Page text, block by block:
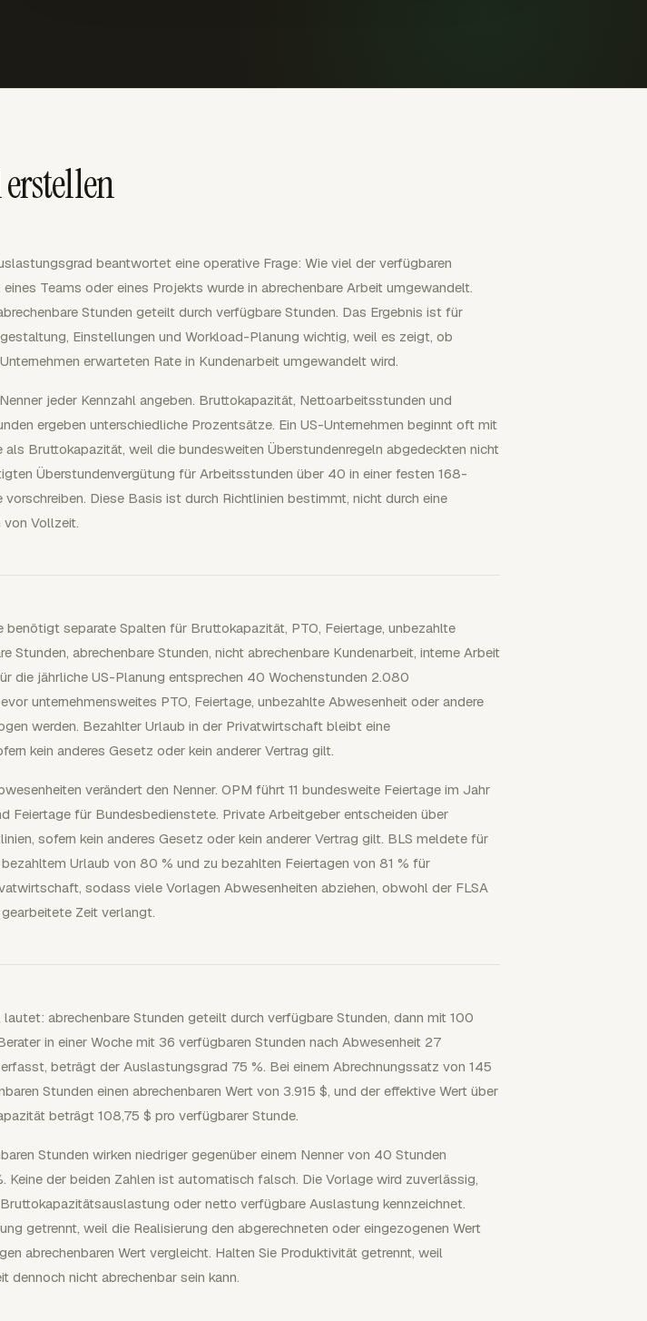
beantwortet eine operative Frage: Wie viel der verfügbaren
eines Teams oder eines Projekts wurde in abrechenbare Arbeit umgewandelt.
Stunden geteilt durch verfügbare Stunden. Das Ergebnis ist für
Einstellungen und Workload-Planung wichtig, weil es zeigt, ob
erwarteten Rate in Kundenarbeit umgewandelt wird.
jeder Kennzahl angeben. Bruttokapazität, Nettoarbeitsstunden und
ergeben unterschiedliche Prozentsätze. Ein US-Unternehmen beginnt oft mit
als Bruttokapazität, weil die bundesweiten Überstundenregeln abgedeckten nicht
Überstundenvergütung für Arbeitsstunden über 40 in einer festen 168-
Diese Basis ist durch Richtlinien bestimmt, nicht durch eine
Vollzeit.
benötigt separate Spalten für Bruttokapazität, PTO, Feiertage, unbezahlte
Stunden, abrechenbare Stunden, nicht abrechenbare Kundenarbeit, interne Arbeit
die jährliche US-Planung entsprechen 40 Wochenstunden 2.080
unternehmensweites PTO, Feiertage, unbezahlte Abwesenheit oder andere
werden. Bezahlter Urlaub in der Privatwirtschaft bleibt eine
kein anderes Gesetz oder kein anderer Vertrag gilt.
verändert den Nenner. OPM führt 11 bundesweite Feiertage im Jahr
Feiertage für Bundesbedienstete. Private Arbeitgeber entscheiden über
sofern kein anderes Gesetz oder kein anderer Vertrag gilt. BLS meldete für
Urlaub von 80 % und zu bezahlten Feiertagen von 81 % für
sodass viele Vorlagen Abwesenheiten abziehen, obwohl der FLSA
Zeit verlangt.
abrechenbare Stunden geteilt durch verfügbare Stunden, dann mit 100
in einer Woche mit 36 verfügbaren Stunden nach Abwesenheit 27
beträgt der Auslastungsgrad 75 %. Bei einem Abrechnungssatz von 145
Stunden einen abrechenbaren Wert von 3.915 $, und der effektive Wert über
beträgt 108,75 $ pro verfügbarer Stunde.
Stunden wirken niedriger gegenüber einem Nenner von 40 Stunden
Keine der beiden Zahlen ist automatisch falsch. Die Vorlage wird zuverlässig,
oder netto verfügbare Auslastung kennzeichnet.
getrennt, weil die Realisierung den abgerechneten oder eingezogenen Wert
abrechenbaren Wert vergleicht. Halten Sie Produktivität getrennt, weil
dennoch nicht abrechenbar sein kann.